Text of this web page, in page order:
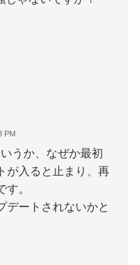
PM
うか、なぜか最初
が入ると止まり、再
。
デートされないかと